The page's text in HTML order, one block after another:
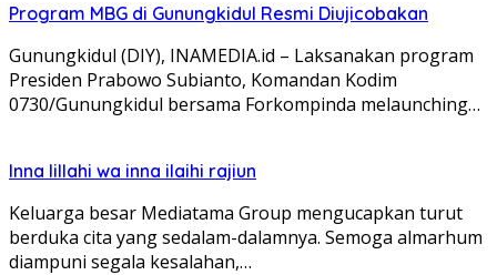
Program MBG di Gunungkidul Resmi Diujicobakan
Gunungkidul (DIY), INAMEDIA.id – Laksanakan program
Presiden Prabowo Subianto, Komandan Kodim
0730/Gunungkidul bersama Forkompinda melaunching…
Inna lillahi wa inna ilaihi rajiun
Keluarga besar Mediatama Group mengucapkan turut
berduka cita yang sedalam-dalamnya. Semoga almarhum
diampuni segala kesalahan,…